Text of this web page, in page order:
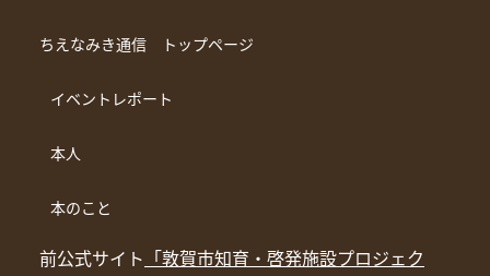
ちえなみき通信 トップページ
イベントレポート
本人
本のこと
前公式サイト 「敦賀市知育・啓発施設プロジェク